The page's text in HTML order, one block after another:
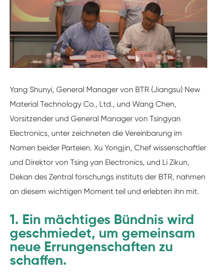
Yang Shunyi, General Manager von BTR (Jiangsu) New
Material Technology Co., Ltd., und Wang Chen,
Vorsitzender und General Manager von Tsingyan
Electronics, unter zeichneten die Vereinbarung im
Namen beider Parteien. Xu Yongjin, Chef wissenschaftler
und Direktor von Tsing yan Electronics, und Li Zikun,
Dekan des Zentral forschungs instituts der BTR, nahmen
an diesem wichtigen Moment teil und erlebten ihn mit.
1. Ein mächtiges Bündnis wird
geschmiedet, um gemeinsam
neue Errungenschaften zu
schaffen.